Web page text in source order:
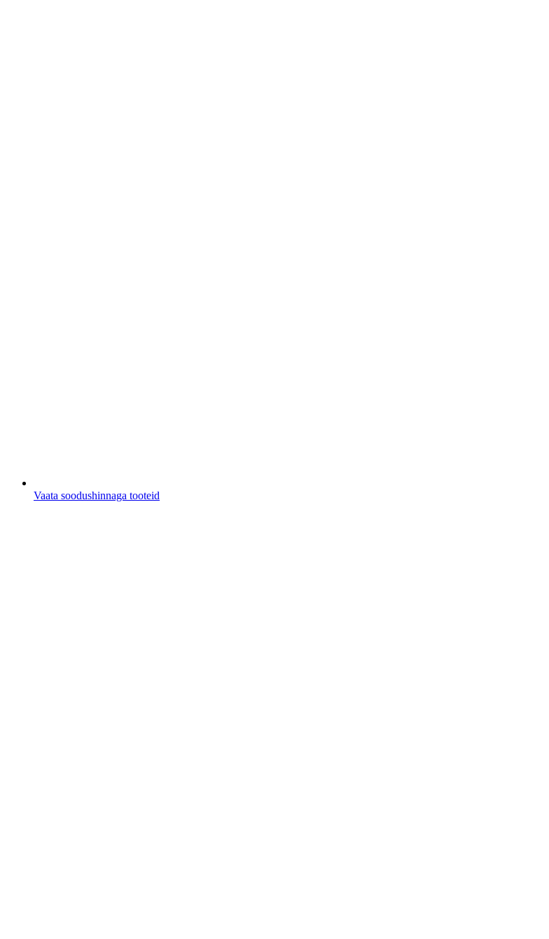
Vaata soodushinnaga tooteid